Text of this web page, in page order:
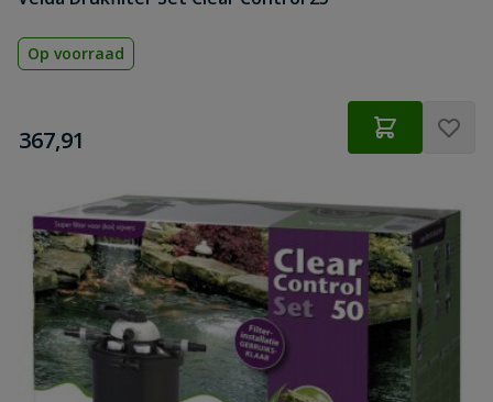
Op voorraad
€
367,91